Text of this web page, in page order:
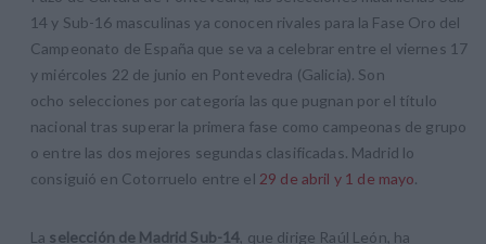
14 y Sub-16 masculinas ya conocen rivales para la Fase Oro del
Campeonato de España que se va a celebrar entre el viernes 17
y miércoles 22 de junio en Pontevedra (Galicia). Son
ocho selecciones por categoría las que pugnan por el título
nacional tras superar la primera fase como campeonas de grupo
o entre las dos mejores segundas clasificadas. Madrid lo
consiguió en Cotorruelo entre el 29 de abril y 1 de mayo.
La selección de Madrid Sub-14, que dirige Raúl León, ha